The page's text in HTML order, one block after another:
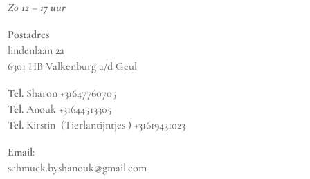
Zo 12 – 17 uur
Postadres
lindenlaan 2a
6301 HB Valkenburg a/d Geul
Tel. Sharon +31647760705
Tel. Anouk +31644513305
Tel. Kirstin (Tierlantijntjes ) +31619431023
Email:
schmuck.byshanouk@gmail.com